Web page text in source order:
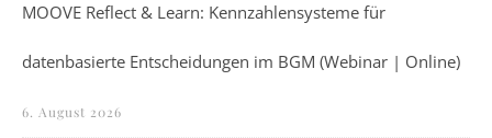
MOOVE Reflect & Learn: Kennzahlensysteme für
datenbasierte Entscheidungen im BGM (Webinar | Online)
6. August 2026